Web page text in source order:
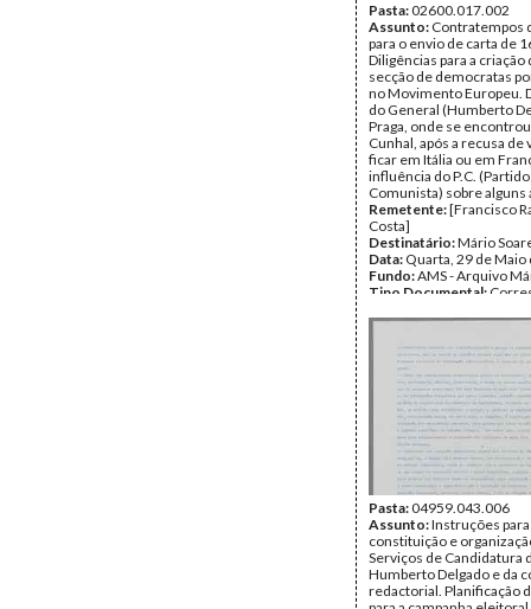
Pasta:02600.017.002
Assunto: Contratempos
para o envio de carta de
Diligências para a criação
secção de democratas
no Movimento Europeu.
do General (Humberto
Praga, onde se
Cunhal, após a recusa de
ficar em Itália ou em
influência do P.C. (Partido
Comunista) sobre alguns
Remetente:[Francisco
Costa]
Destinatário:Mário
Data: Quarta, 29 de Maio
Fundo:AMS - Arquivo
Tipo Documental:
Pasta:04959.043.006
Assunto:Instruções para
constituição e
Serviços de Candidatura
Humberto Delgado e da
redactorial. Planificação